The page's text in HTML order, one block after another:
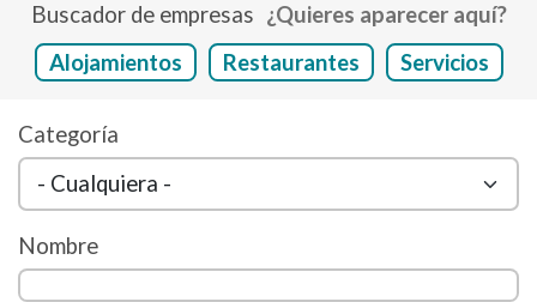
Buscador de empresas ¿Quieres aparecer aquí?
Alojamientos
Restaurantes Servicios
Categoría
Nombre